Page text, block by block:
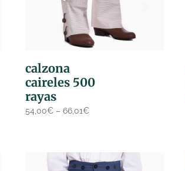
calzona
caireles 500
rayas
54,00€ –66,01€